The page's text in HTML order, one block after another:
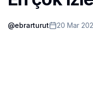
Dünya
Film ve Dizi
@ebrarturut 20 Mar